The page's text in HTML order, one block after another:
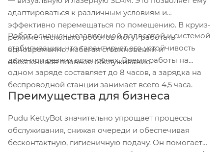
адаптироваться к различным условиям и
эффективно перемещаться по помещению. В круиз-
режиме несколько роботов могут работать
одновременно, избегая столкновений и
обеспечивая плавное обслуживание.
Робот оснащен независимой подвеской и системой
стабилизации, что гарантирует его устойчивость
даже при резких остановках. Время работы на
одном заряде составляет до 8 часов, а зарядка на
беспроводной станции занимает всего 4,5 часа.
Преимущества для бизнеса
Pudu KettyBot значительно упрощает процессы
обслуживания, снижая очереди и обеспечивая
бесконтактную, гигиеничную подачу. Он помогает